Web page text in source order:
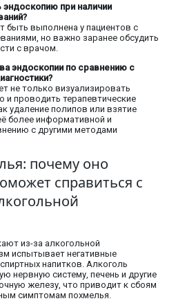
при наличии
быть выполнена у пациентов с
но важно заранее обсудить
с врачом.
эндоскопии по сравнению с
не только визуализировать
и проводить терапевтические
удаление полипов или взятие
более информативной и
с другими методами
почему оно
справиться с
из-за алкогольной
испытывает негативные
напитков. Алкоголь
нервную систему, печень и другие
железу, что приводит к сбоям
симптомам похмелья.